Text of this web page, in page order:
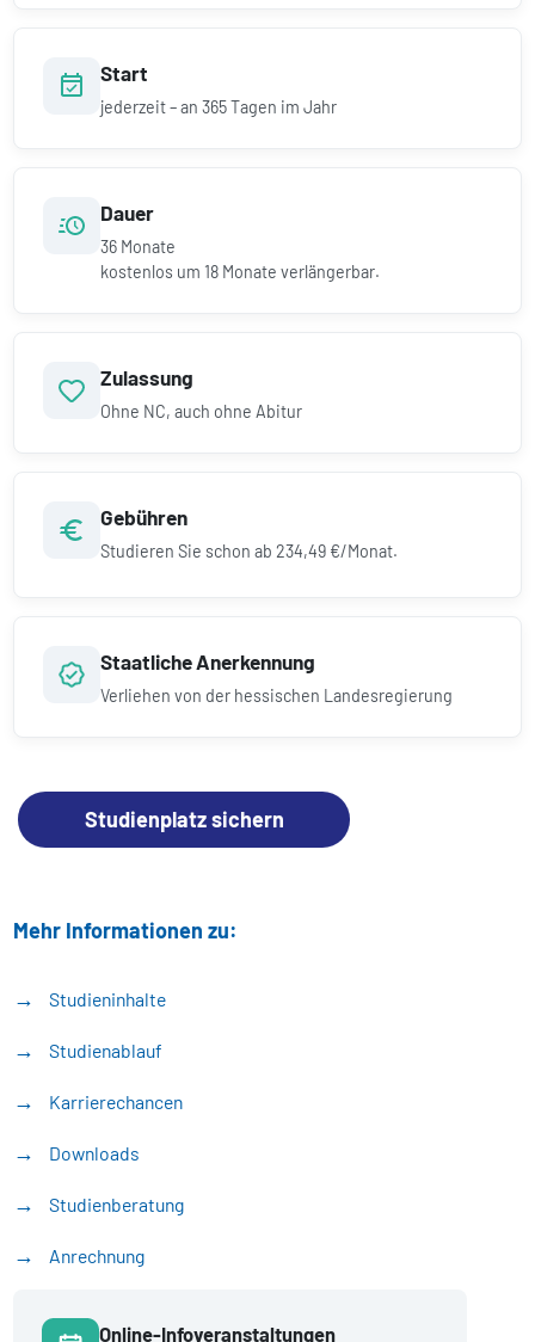
Start
jederzeit – an 365 Tagen im Jahr
Dauer
36 Monate
kostenlos um 18 Monate verlängerbar.
Zulassung
Ohne NC, auch ohne Abitur
Gebühren
Studieren Sie schon ab234,49 €/Monat.
Staatliche Anerkennung
Verliehen von der hessischen Landesregierung
Studienplatz sichern
Mehr Informationen zu:
Studieninhalte
Studienablauf
Karrierechancen
Downloads
Studienberatung
Anrechnung
Online-Infoveranstaltungen